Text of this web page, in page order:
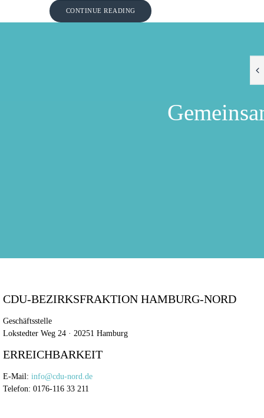
CONTINUE READING
CDU-BEZIRKSFRAKTION HAMBURG-NORD
Geschäftsstelle
Lokstedter Weg 24 · 20251 Hamburg
ERREICHBARKEIT
E-Mail: info@cdu-nord.de
Telefon: 0176-116 33 211